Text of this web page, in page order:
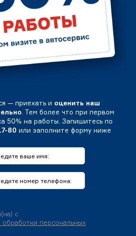
— приехать и оценить наш
. Тем более что при первом
50% на работы. Запишитесь по
80 или заполните форму ниже
с
обработки персональных